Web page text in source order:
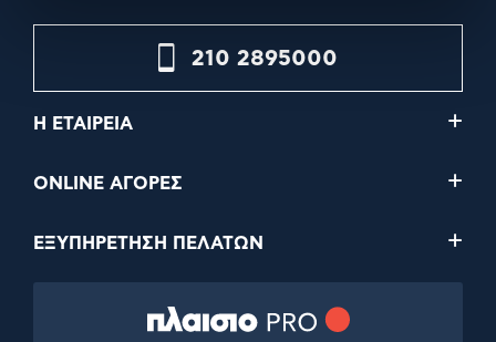
210 2895000
Η ΕΤΑΙΡΕΙΑ
ONLINE ΑΓΟΡΕΣ
ΕΞΥΠΗΡΕΤΗΣΗ ΠΕΛΑΤΩΝ